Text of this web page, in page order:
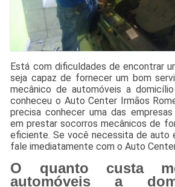
Está com dificuldades de encontrar
seja capaz de fornecer um bom
mecânico de automóveis a
conheceu o Auto Center Irmãos
precisa conhecer uma das
em prestar socorros mecânicos de
eficiente. Se você necessita de auto
fale imediatamente com o Auto
O quanto custa
automóveis a